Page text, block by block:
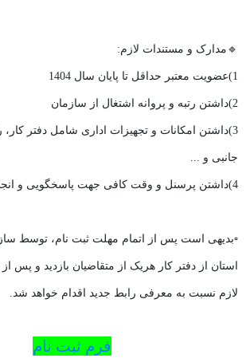
🔹مدارک و مستندات لازم:
1)عضویت معتبر حداقل تا پایان سال 1404
2)داشتن رتبه و پروانه اشتغال از سازمان
3)داشتن امکانات و تجهیزات اداری شامل دفتر کار،
جانبی و ...
4)داشتن پرسنل و وقت کافی جهت پاسخگویی و انجام امور مربوطه
▫بدیهی است پس از اتمام مهلت ثبت نام، توسط
استان از دفتر کار هریک از متقاضیان بازدید و پس
لازم نسبت به معرفی رابط جدید اقدام خواهد شد.
فرم ثبت نام